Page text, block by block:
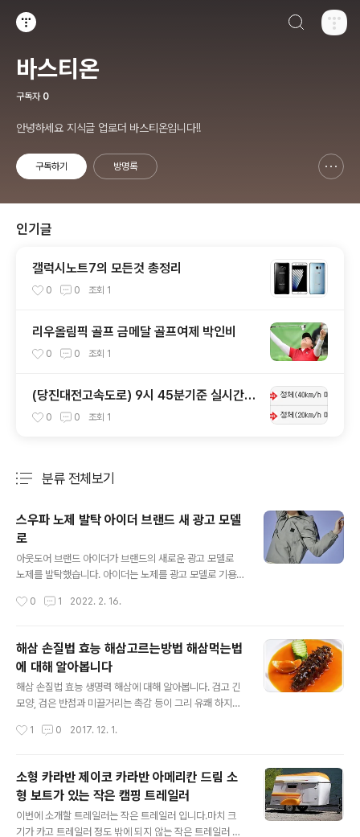
바스티온
구독자 0
안녕하세요 지식글 업로더 바스티온입니다!!
구독하기 방명록
인기글
갤럭시노트7의 모든것 총정리
0 0 조회 1
리우올림픽 골프 금메달 골프여제 박인비
0 0 조회 1
(당진대전고속도로) 9시 45분기준 실시간
고속도로 혼잡구간 !!
0 0 조회 1
분류 전체보기
스우파 노제 발탁 아이더 브랜드 새 광고 모델
로
아웃도어 브랜드 아이더가 브랜드의 새로운 광고 모델로
노제를 발탁했습니다. 아이더는 노제를 광고 모델로 기용
침입니다. 아이더는 노제의 파워풀한 퍼포먼스, 멋스러운
더의 브랜드 방향성과 잘 부합해 이번 시즌 광고 모델로 선
정했다고 전했습니다. 아이더는 노제와 함께 아웃도어 기
술력을 바탕으로 패션성을 더욱 강화한 젊고 트렌디한 요
즘 아웃도어 스타일을 선보일 예정입니다. 특히 아웃도어
와 일상을 넘나드는 스트리트 캐주얼 스타일을 강화해 젊
좋은 아노락 자켓부터 신개념 하이킹화, 아이스 시리즈까
0 1 2022. 2. 16.
해삼 손질법 효능 해삼고르는방법 해삼먹는법
에 대해 알아봅니다
해삼 손질법 효능 생명력 해삼에 대해 알아봅니다. 검고 긴
모양, 검은 반점과 미끌거리는 촉감 등이 그리 유쾌 하지만
산물이 바로 해삼인데요. 먹이위해 손질할 때 살아있는 해
한 해산물이 바로 해삼입니다. 하지만 해삼은 못생긴 외형
과 행동과는 다르게 항산화 효과, 항암 항균 효과가 뛰어나
다고 합니다. 해삼을 부를때는 ‘바다의 인삼’이라 불릴 정도
로 건강에 좋은 해산물입니다. ▶ 해삼의 효능 ▷ 관절 건강
알칼리성 식품인 해삼은 칼슘, 철, 인, 요오드 등 무기질을
1 0 2017. 12. 1.
소형 카라반 제이코 카라반 아메리칸 드림 소
형 보트가 있는 작은 캠핑 트레일러
이번에 소개할 트레일러는 작은 트레일러 입니다.마치 크
기가 카고 트레일러 정도 밖에 되지 않는 작은 트레일러 인